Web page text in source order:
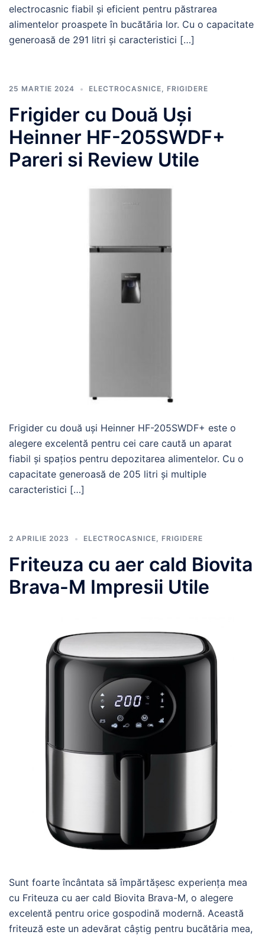
electrocasnic fiabil și eficient pentru păstrarea
alimentelor proaspete în bucătăria lor. Cu o capacitate
generoasă de 291 litri și caracteristici […]
25 MARTIE 2024 ELECTROCASNICE, FRIGIDERE
Frigider cu Două Uși
Heinner HF-205SWDF+
Pareri si Review Utile
Frigider cu două uși Heinner HF-205SWDF+ este o
alegere excelentă pentru cei care caută un aparat
fiabil și spațios pentru depozitarea alimentelor. Cu o
capacitate generoasă de 205 litri și multiple
caracteristici […]
2 APRILIE 2023 ELECTROCASNICE FRIGIDERE
Friteuza cu aer cald Biovita
Brava-M Impresii Utile
Sunt foarte încântata să împărtășesc experiența mea
cu Friteuza cu aer cald Biovita Brava-M, o alegere
excelentă pentru orice gospodină modernă. Această
friteuză este un adevărat câștig pentru bucătăria mea,